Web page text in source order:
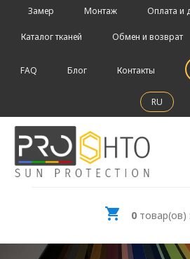
Замер Монтаж Оплата и
Каталог тканей Обмен и возврат
FAQ Блог Контакты
RU
0товар(ов) :